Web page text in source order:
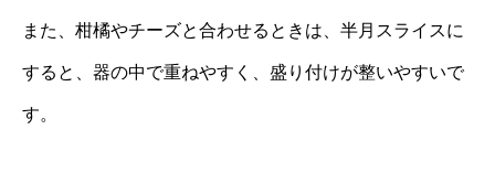
また、柑橘やチーズと合わせるときは、半月スライスに
すると、器の中で重ねやすく、盛り付けが整いやすいで
す。